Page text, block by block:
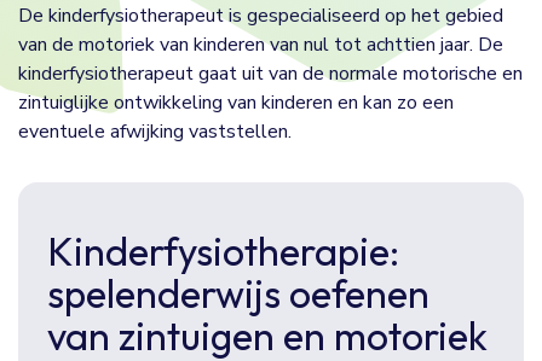
De kinderfysiotherapeut is gespecialiseerd op het gebied
van de motoriek van kinderen van nul tot achttien jaar. De
kinderfysiotherapeut gaat uit van de normale motorische en
zintuiglijke ontwikkeling van kinderen en kan zo een
eventuele afwijking vaststellen.
Kinderfysiotherapie:
spelenderwijs oefenen
van zintuigen en motoriek